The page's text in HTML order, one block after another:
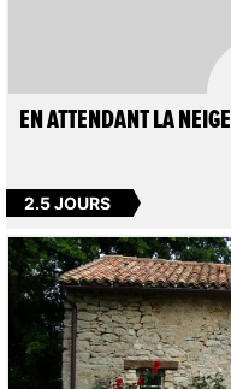
EN ATTENDANT LA NEIGE
2.5 JOURS